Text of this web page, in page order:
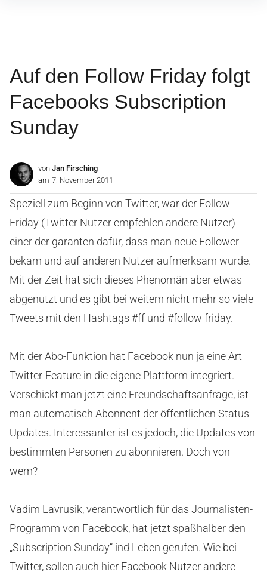
Auf den Follow Friday folgt
Facebooks Subscription
Sunday
von Jan Firsching
am 7. November 2011
Speziell zum Beginn von Twitter, war der Follow
Friday (Twitter Nutzer empfehlen andere Nutzer)
einer der garanten dafür, dass man neue Follower
bekam und auf anderen Nutzer aufmerksam wurde.
Mit der Zeit hat sich dieses Phenomän aber etwas
abgenutzt und es gibt bei weitem nicht mehr so viele
Tweets mit den Hashtags #ff und #follow friday.
Mit der Abo-Funktion hat Facebook nun ja eine Art
Twitter-Feature in die eigene Plattform integriert.
Verschickt man jetzt eine Freundschaftsanfrage, ist
man automatisch Abonnent der öffentlichen Status
Updates. Interessanter ist es jedoch, die Updates von
bestimmten Personen zu abonnieren. Doch von
wem?
Vadim Lavrusik, verantwortlich für das Journalisten-
Programm von Facebook, hat jetzt spaßhalber den
„Subscription Sunday“ ind Leben gerufen. Wie bei
Twitter, sollen auch hier Facebook Nutzer andere